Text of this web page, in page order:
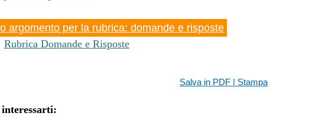
argomento per la rubrica: domande e risposte
Rubrica Domande e Risposte
Salva in PDF | Stampa